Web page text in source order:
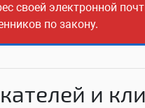
своей электронной
по закону.
и